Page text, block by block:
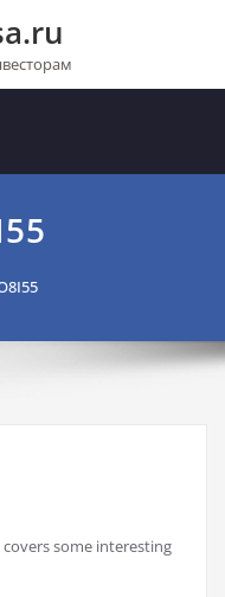
some interesting